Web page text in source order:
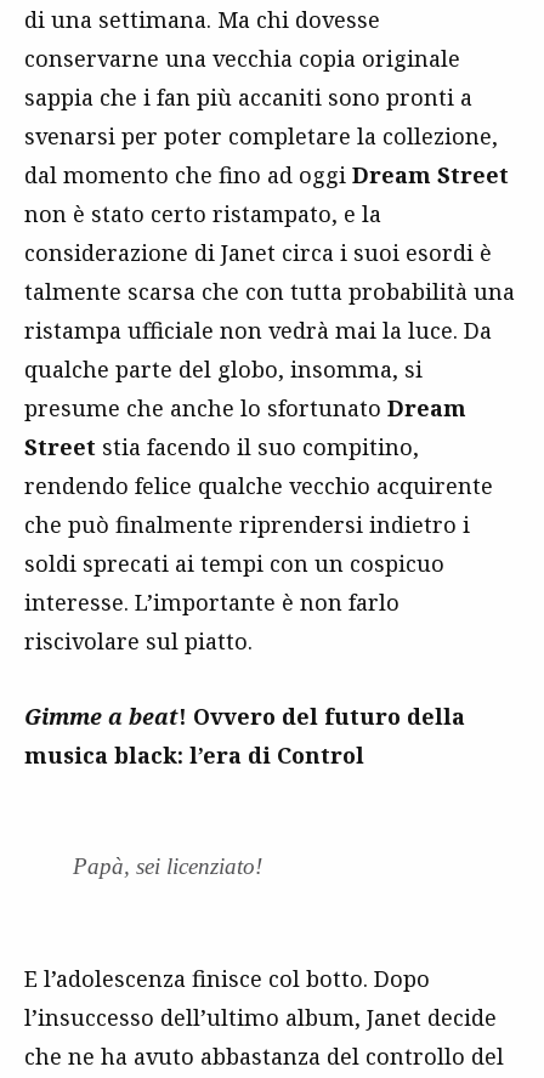
di una settimana. Ma chi dovesse
conservarne una vecchia copia originale
sappia che i fan più accaniti sono pronti a
svenarsi per poter completare la collezione,
dal momento che fino ad oggi Dream Street
non è stato certo ristampato, e la
considerazione di Janet circa i suoi esordi è
talmente scarsa che con tutta probabilità una
ristampa ufficiale non vedrà mai la luce. Da
qualche parte del globo, insomma, si
presume che anche lo sfortunato Dream
Street stia facendo il suo compitino,
rendendo felice qualche vecchio acquirente
che può finalmente riprendersi indietro i
soldi sprecati ai tempi con un cospicuo
interesse. L’importante è non farlo
riscivolare sul piatto.
Gimme a beat! Ovvero del futuro della
musica black: l’era di Control
Papà, sei licenziato!
E l’adolescenza finisce col botto. Dopo
l’insuccesso dell’ultimo album, Janet decide
che ne ha avuto abbastanza del controllo del